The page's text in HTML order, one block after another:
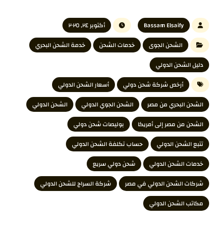
Bassam Elsaify
أكتوبر ٢٤, ٢٠٢٥
الشحن الجوى
خدمات الشحن
خدمة الشحن البحري
دليل الشحن الدولي
أرخص شركة شحن دولي
أسعار الشحن الدولي
الشحن البحري من مصر
الشحن الجوي الدولي
الشحن الدولي
الشحن من مصر إلى أمريكا
بوليصات شحن دولي
تتبع الشحن الدولي
حساب تكلفة الشحن الدولي
خدمات الشحن الدولي
شحن دولي سريع
شركات الشحن الدولي في مصر
شركة السراج للشحن الدولي
مكاتب الشحن الدولي